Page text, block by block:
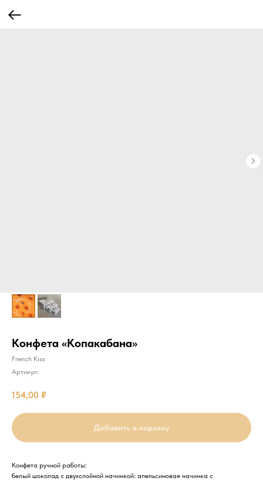
Конфета «Копакабана»
French Kiss
Артикул:
154,00 ₽
Добавить в корзину
Конфета ручной работы:
белый шоколад с двухслойной начинкой: апельсиновая начинка с